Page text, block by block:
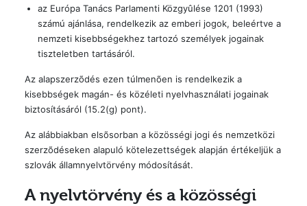
az Európa Tanács Parlamenti Közgyûlése 1201 (1993)
számú ajánlása, rendelkezik az emberi jogok, beleértve a
nemzeti kisebbségekhez tartozó személyek jogainak
tiszteletben tartásáról.
Az alapszerzõdés ezen túlmenõen is rendelkezik a
kisebbségek magán- és közéleti nyelvhasználati jogainak
biztosításáról (15.2(g) pont).
Az alábbiakban elsõsorban a közösségi jogi és nemzetközi
szerzõdéseken alapuló kötelezettségek alapján értékeljük a
szlovák államnyelvtörvény módosítását.
A nyelvtörvény és a közösségi